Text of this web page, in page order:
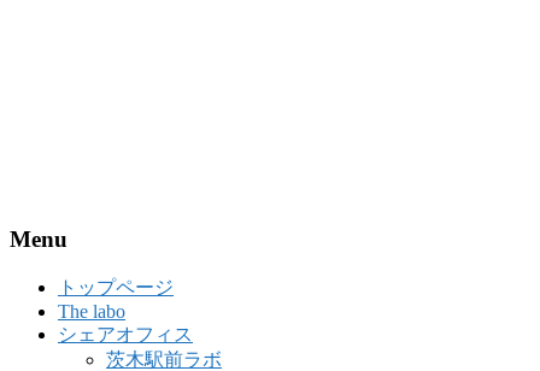
Menu
トップページ
The labo
シェアオフィス
茨木駅前ラボ